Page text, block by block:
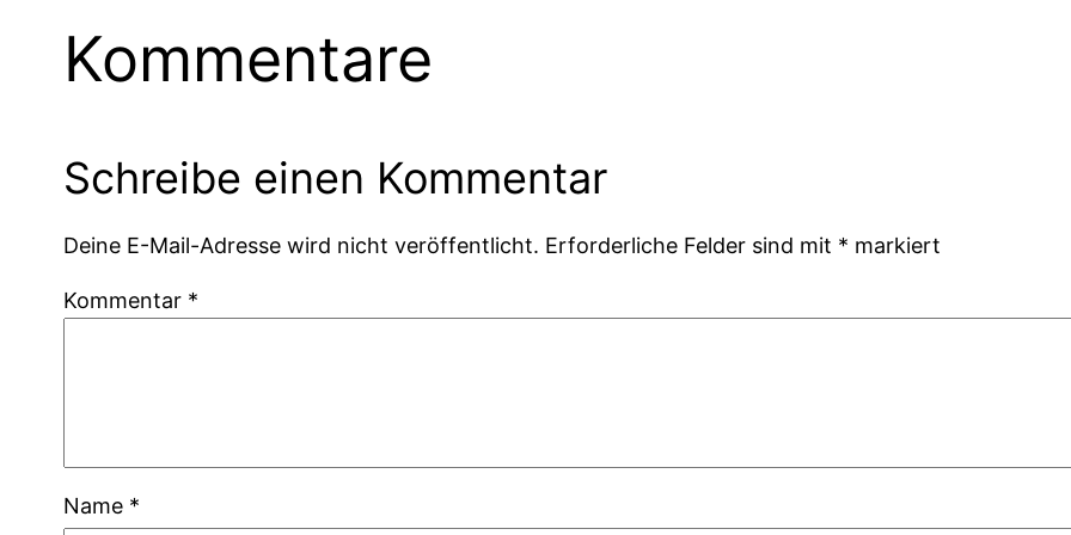
Kommentare
Schreibe einen Kommentar
Deine E-Mail-Adresse wird nicht veröffentlicht. Erforderliche Felder sind mit * markiert
Kommentar *
Name *